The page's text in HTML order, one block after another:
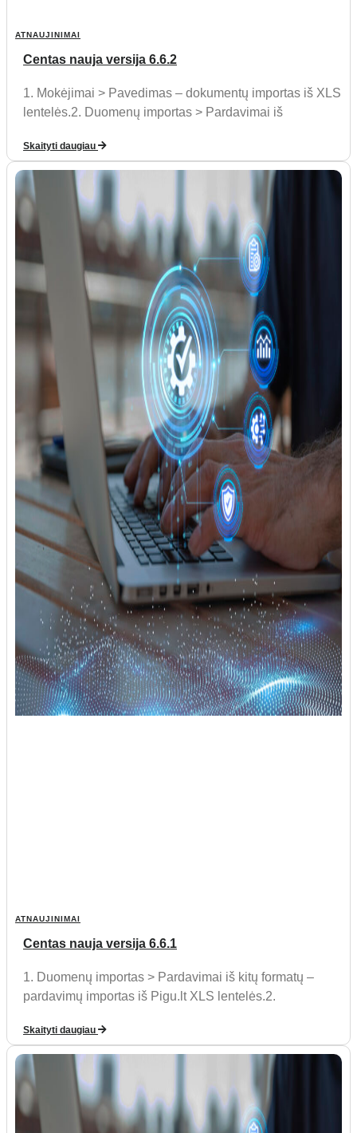
ATNAUJINIMAI
Centas nauja versija 6.6.2
1. Mokėjimai > Pavedimas – dokumentų importas iš XLS
lentelės.2. Duomenų importas > Pardavimai iš
Skaityti daugiau
ATNAUJINIMAI
Centas nauja versija 6.6.1
1. Duomenų importas > Pardavimai iš kitų formatų –
pardavimų importas iš Pigu.lt XLS lentelės.2.
Skaityti daugiau